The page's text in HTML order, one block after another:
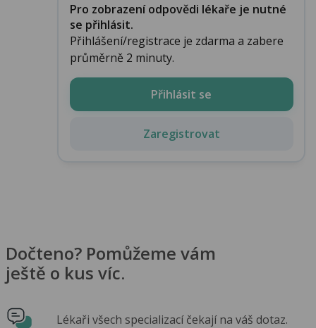
Pro zobrazení odpovědi lékaře je nutné
se přihlásit.
Přihlášení/registrace je zdarma a zabere
průměrně 2 minuty.
Přihlásit se
Zaregistrovat
Dočteno? Pomůžeme vám
ještě o kus víc.
Lékaři všech specializací čekají na váš dotaz.